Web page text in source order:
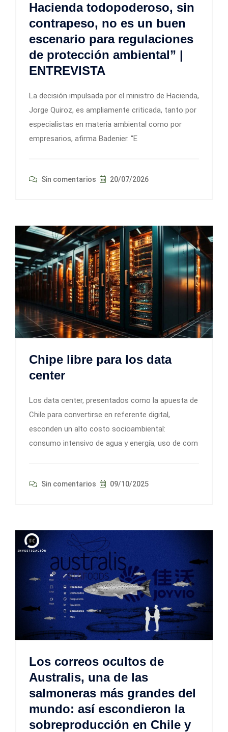
Hacienda todopoderoso, sin
contrapeso, no es un buen
escenario para regulaciones
de protección ambiental” |
ENTREVISTA
La decisión impulsada por el ministro de Hacienda,
Jorge Quiroz, es ampliamente criticada, tanto por
especialistas en materia ambiental como por
empresarios, afirma Badenier. “E
Sin comentarios 20/07/2026
Chipe libre para los data
center
Los data center, presentados como la apuesta de
Chile para convertirse en referente digital,
esconden un alto costo socioambiental:
consumo intensivo de agua y energía, uso de com
Sin comentarios 09/10/2025
Los correos ocultos de
Australis, una de las
salmoneras más grandes del
mundo: así escondieron la
sobreproducción en Chile y